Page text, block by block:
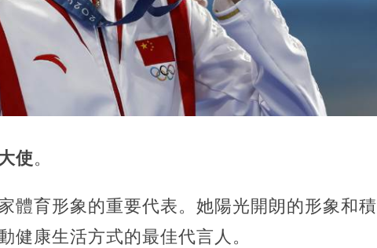
使。
體育形象的重要代表。她陽光開朗的形象和積
健康生活方式的最佳代言人。